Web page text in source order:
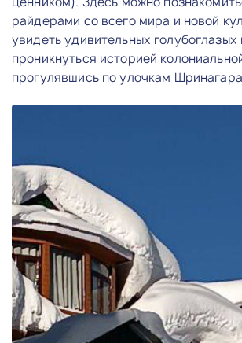
райдерами со всего мира и новой
увидеть удивительных
проникнуться историей
прогулявшись по улочкам